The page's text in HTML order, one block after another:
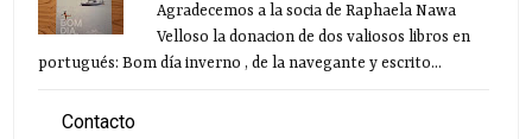
Agradecemos a la socia de Raphaela Nawa
Velloso la donacion de dos valiosos libros en
portugués: Bom día inverno , de la navegante y escrito...
Contacto